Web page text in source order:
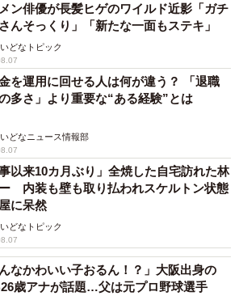
ン俳優が長髪ヒゲのワイルド近影「ガチ
んそっくり」「新たな一面もステキ」
どなトピック
を運用に回せる人は何が違う？ 「退職
多さ」より重要な“ある経験”とは
いどなニュース情報部
事以来10カ月ぶり」全焼した自宅訪れた林
内装も壁も取り払われスケルトン状態
に呆然
どなトピック
んなかわいい子おるん！？」大阪出身の
歳アナが話題…父は元プロ野球選手